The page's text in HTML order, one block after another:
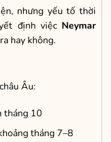
nhưng yếu tố thời
định việc Neymar
hay không.
Âu:
tháng 10
tháng 7–8